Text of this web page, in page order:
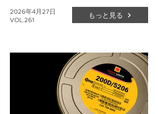
VOL.261
2026年4月27日 もっと見る